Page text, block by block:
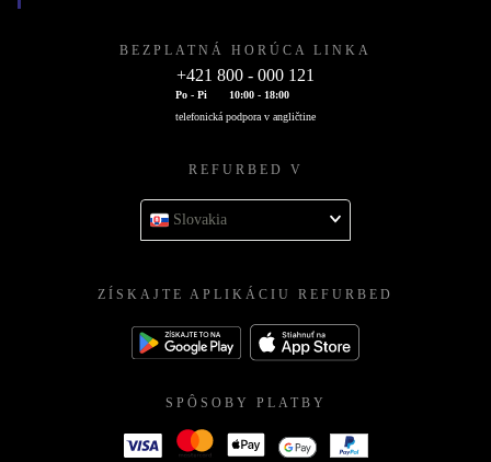
BEZPLATNÁ HORÚCA LINKA
+421 800 - 000 121
Po - Pi
10:00 - 18:00
telefonická podpora v angličtine
REFURBED V
Slovakia
ZÍSKAJTE APLIKÁCIU REFURBED
SPÔSOBY PLATBY